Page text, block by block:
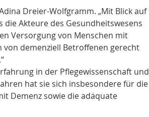
Dreier-Wolfgramm. „Mit Blick auf
Akteure des Gesundheitswesens
Versorgung von Menschen mit
demenziell Betroffenen gerecht
in der Pflegewissenschaft und
hat sie sich insbesondere für die
Demenz sowie die adäquate